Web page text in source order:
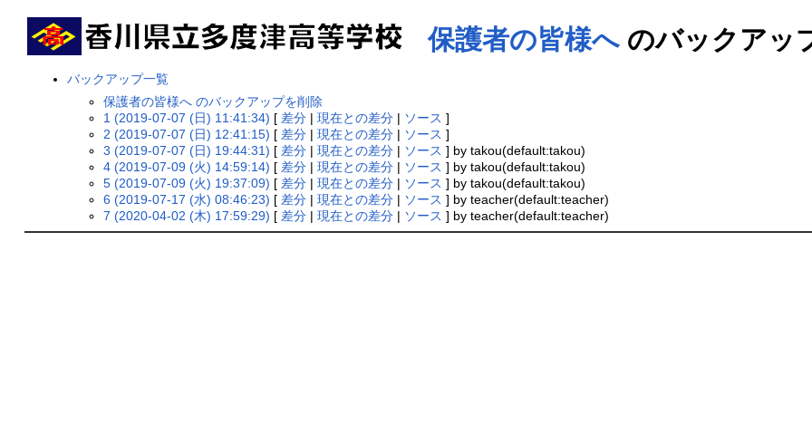
保護者の皆様へのバックアッ
バックアップ一覧
保護者の皆様へ のバックアップを削除
1 (2019-07-07 (日) 11:41:34) [ 差分 |現在との差分 | ソース ]
2 (2019-07-07 (日) 12:41:15) [ 差分 |現在との差分 | ソース ]
3 (2019-07-07 (日) 19:44:31) [ 差分 |現在との差分 | ソース ] by takou(default:takou)
4 (2019-07-09 (火) 14:59:14) [ 差分 |現在との差分 | ソース ] by takou(default:takou)
5 (2019-07-09 (火) 19:37:09) [ 差分 |現在との差分 | ソース ] by takou(default:takou)
6 (2019-07-17 (水) 08:46:23) [ 差分 |現在との差分 | ソース ] by teacher(default:teacher)
7 (2020-04-02 (木) 17:59:29) [ 差分 |現在との差分 | ソース ] by teacher(default:teacher)